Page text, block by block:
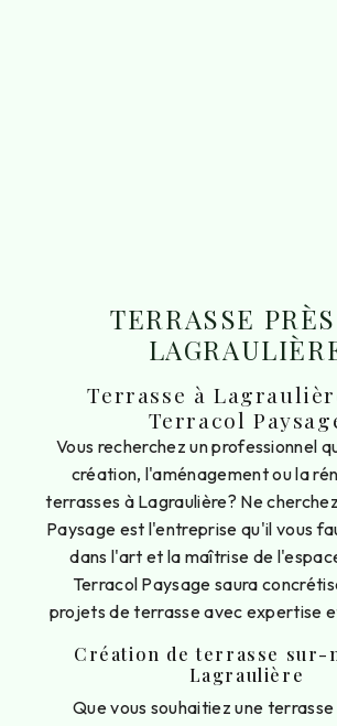
TERRASSE
Terrasse à
Terracol
Vous recherchez un professionnel
création, l'aménagement ou la
terrasses à Lagraulière? Ne
Paysage est l'entreprise qu'il vous
dans l'art et la maîtrise de
Terracol Paysage saura
projets de terrasse avec expertise
Création de terrasse sur-
Lagraulière
Que vous souhaitiez une terrasse